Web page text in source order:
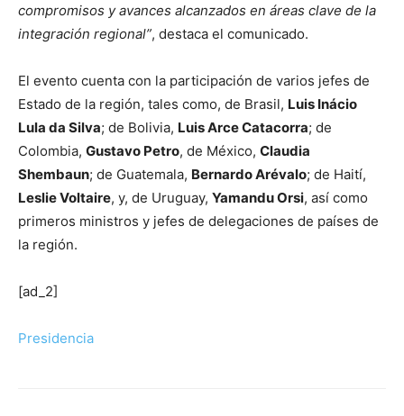
compromisos y avances alcanzados en áreas clave de la
integración regional”, destaca el comunicado.
El evento cuenta con la participación de varios jefes de
Estado de la región, tales como, de Brasil, Luis Inácio
Lula da Silva; de Bolivia, Luis Arce Catacorra; de
Colombia, Gustavo Petro, de México, Claudia
Shembaun; de Guatemala, Bernardo Arévalo; de Haití,
Leslie Voltaire, y, de Uruguay, Yamandu Orsi, así como
primeros ministros y jefes de delegaciones de países de
la región.
[ad_2]
Presidencia